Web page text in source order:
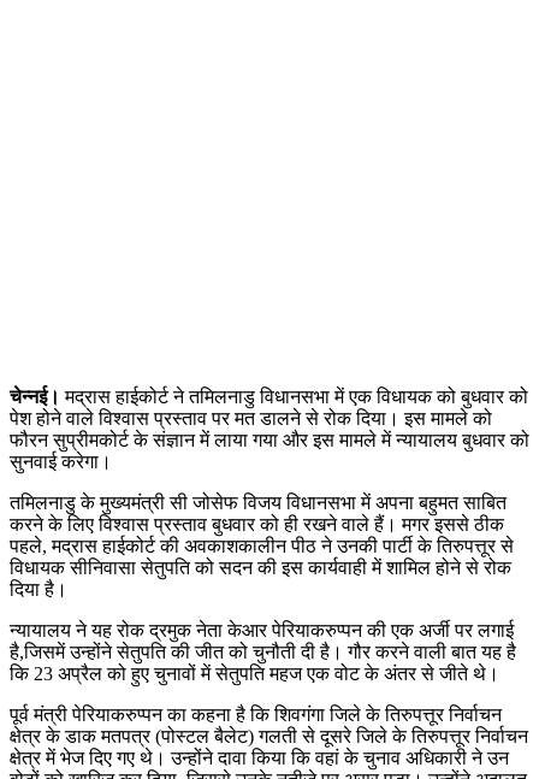
चेन्नई। मद्रास हाईकोर्ट ने तमिलनाडु विधानसभा में एक विधायक को बुधवार को
पेश होने वाले विश्वास प्रस्ताव पर मत डालने से रोक दिया। इस मामले को
फौरन सुप्रीमकोर्ट के संज्ञान में लाया गया और इस मामले में न्यायालय बुधवार को
सुनवाई करेगा।
तमिलनाडु के मुख्यमंत्री सी जोसेफ विजय विधानसभा में अपना बहुमत साबित
करने के लिए विश्वास प्रस्ताव बुधवार को ही रखने वाले हैं। मगर इससे ठीक
पहले, मद्रास हाईकोर्ट की अवकाशकालीन पीठ ने उनकी पार्टी के तिरुपत्तूर से
विधायक सीनिवासा सेतुपति को सदन की इस कार्यवाही में शामिल होने से रोक
दिया है।
न्यायालय ने यह रोक द्रमुक नेता केआर पेरियाकरुप्पन की एक अर्जी पर लगाई
है,जिसमें उन्होंने सेतुपति की जीत को चुनौती दी है। गौर करने वाली बात यह है
कि 23 अप्रैल को हुए चुनावों में सेतुपति महज एक वोट के अंतर से जीते थे।
पूर्व मंत्री पेरियाकरुप्पन का कहना है कि शिवगंगा जिले के तिरुपत्तूर निर्वाचन
क्षेत्र के डाक मतपत्र (पोस्टल बैलेट) गलती से दूसरे जिले के तिरुपत्तूर निर्वाचन
क्षेत्र में भेज दिए गए थे। उन्होंने दावा किया कि वहां के चुनाव अधिकारी ने उन